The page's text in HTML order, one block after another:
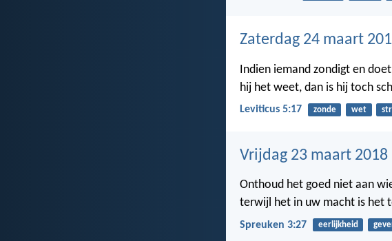
Zaterdag 24 maart
Indien iemand zondigt en
hij het weet, dan is hij toch
Leviticus 5:17 zonde wet
Vrijdag 23 maart 2018
Onthoud het goed niet aan
terwijl het in uw macht is het
Spreuken 3:27 eerlijkheid